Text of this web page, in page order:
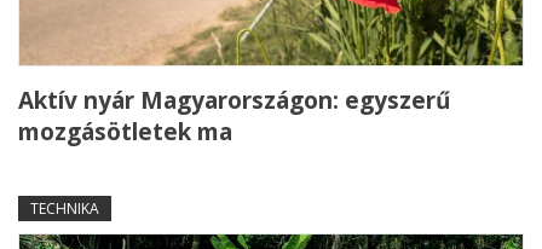
Aktív nyár Magyarországon: egyszerű
mozgásötletek ma
TECHNIKA